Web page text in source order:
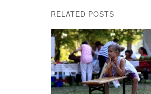
RELATED POSTS